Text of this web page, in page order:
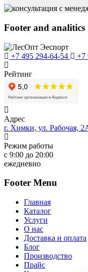
Footer and analitics
+7 495 294-64-54 +7
Рейтинг
Адрес
г. Химки, ул. Рабочая,
Режим работы
с 9:00 до 20:00
ежедневно
Footer Menu
Главная
Каталог
Услуги
О нас
Доставка и оплата
Блог
Производство
Прайс